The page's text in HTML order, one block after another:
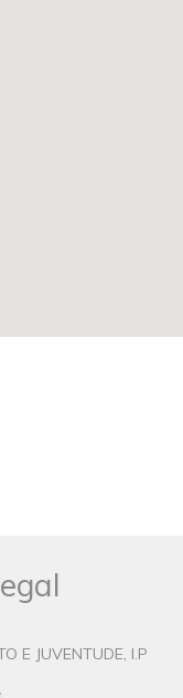
E JUVENTUDE, I.P